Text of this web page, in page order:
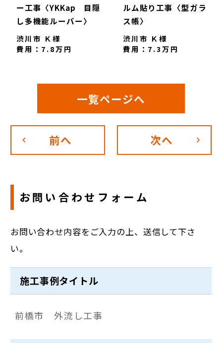
ー工事〈YKKap 目隠
し多機能ルーバー〉
渋川市 Ｋ様
費用：7.8万円
ルム貼り工事〈型ガラ
ス帳〉
渋川市 Ｋ様
費用：7.3万円
前へ
一覧ページへ
次へ
お問い合わせフォーム
お問い合わせ内容をご入力の上、送信して下さ
い。
施工事例タイトル